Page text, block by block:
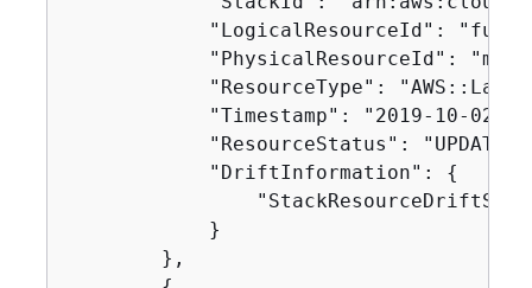
"LogicalResourceId":
"PhysicalResourceId": "my-
"ResourceType":
"Timestamp": "2019-10-
"ResourceStatus":
            "DriftInformation":
{
            }
        },